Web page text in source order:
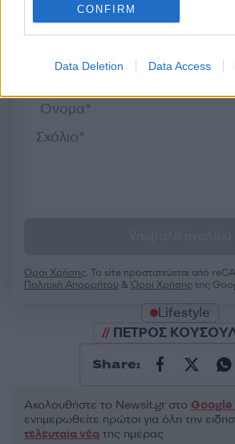
CONFIRM
Data Deletion Data Access
Σχολίασε
Όροι Χρήσης. Το site προστατεύεται από
Πολιτική Απορρήτου &Όροι Χρήσης της
Lifestyle
ΠΕΤΡΟΣ
Share:
Ακολουθήστε το Νewsit.gr στο Google
ενημερωθείτε πρώτοι για όλη την
τελευταία νέα της ημέρας